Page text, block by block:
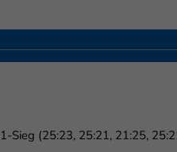
Sieg (25:23, 25:21, 21:25,